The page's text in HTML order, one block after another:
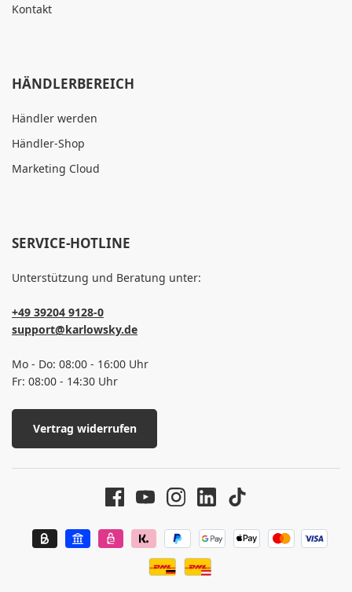
Kontakt
HÄNDLERBEREICH
Händler werden
Händler-Shop
Marketing Cloud
SERVICE-HOTLINE
Unterstützung und Beratung unter:
+49 39204 9128-0
support@karlowsky.de
Mo - Do: 08:00 - 16:00 Uhr
Fr: 08:00 - 14:30 Uhr
Vertrag widerrufen